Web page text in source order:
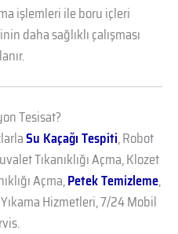
işlemleri ile boru içleri
daha sağlıklı çalışması
Tesisat?
Su Kaçağı Tespiti, Robot
Tıkanıklığı Açma, Klozet
Açma,Petek Temizleme,
Hizmetleri, 7/24 Mobil